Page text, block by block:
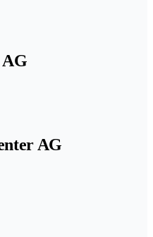
AG